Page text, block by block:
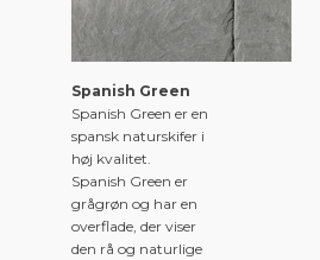
Spanish Green
Spanish Green er en
spansk naturskifer i
høj kvalitet.
Spanish Green er
grågrøn og har en
overflade, der viser
den rå og naturlige